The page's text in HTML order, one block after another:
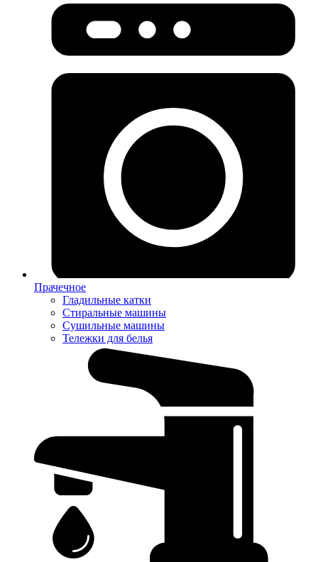
Прачечное
Гладильные катки
Стиральные машины
Сушильные машины
Тележки для белья